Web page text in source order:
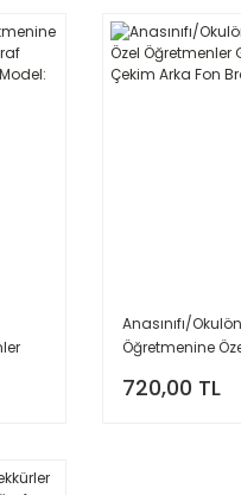
Anasınıfı/
Öğretmenine
Branda Afiş
720,00 TL